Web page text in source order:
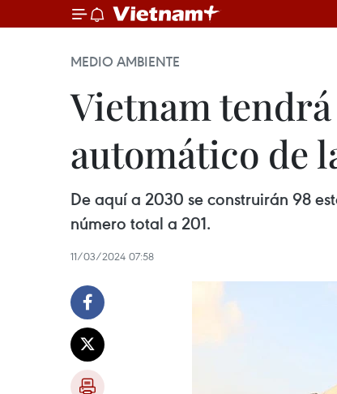
MEDIO AMBIENTE
Vietnam
automático de
De aquí a 2030 se construirán 98
número total a 201.
11/03/2024 07:58